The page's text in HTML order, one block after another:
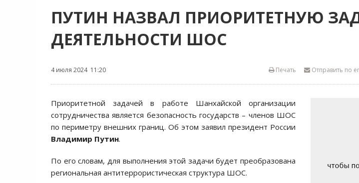
ПУТИН НАЗВАЛ ПРИОРИТЕТНУЮ
ДЕЯТЕЛЬНОСТИ ШОС
4 июля 2024 11:20 Отправить по
Печать
Приоритетной задачей в работе Шанхайской организации
сотрудничества является безопасность государств – членов ШОС
по периметру внешних границ. Об этом заявил президент России
Владимир Путин.
По его словам, для выполнения этой задачи будет преобразована
региональная антитеррористическая структура ШОС.